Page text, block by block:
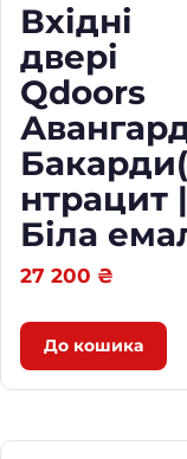
Вхідні
двері
Qdoors
нтрацит |
Біла
27 200 ₴
До кошика